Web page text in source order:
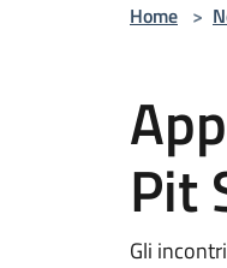
Home >
Pit
Gli